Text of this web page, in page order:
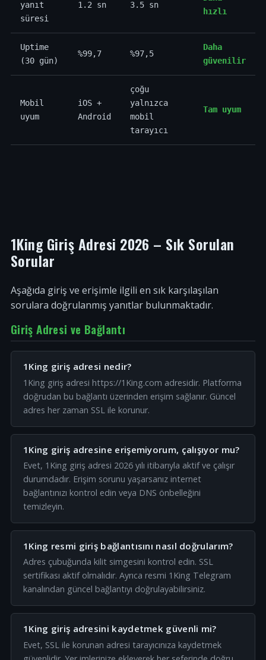
yanıt
süresi
1.2 sn 3.5 sn
hızlı
Uptime
(30 gün)
%99,7 %97,5
Daha
güvenilir
Mobil
uyum
iOS +
Android
çoğu
yalnızca
mobil
tarayıcı
Tam uyum
1King Giriş Adresi 2026 – Sık Sorulan
Sorular
Aşağıda giriş ve erişimle ilgili en sık karşılaşılan
sorulara doğrulanmış yanıtlar bulunmaktadır.
Giriş Adresi ve Bağlantı
1King giriş adresi nedir?
1King giriş adresi https://1King.com adresidir. Platforma
doğrudan bu bağlantı üzerinden erişim sağlanır. Güncel
adres her zaman SSL ile korunur.
1King giriş adresine erişemiyorum, çalışıyor mu?
Evet, 1King giriş adresi 2026 yılı itibarıyla aktif ve çalışır
durumdadır. Erişim sorunu yaşarsanız internet
bağlantınızı kontrol edin veya DNS önbelleğini
temizleyin.
1King resmi giriş bağlantısını nasıl doğrularım?
Adres çubuğunda kilit simgesini kontrol edin. SSL
sertifikası aktif olmalıdır. Ayrıca resmi 1King Telegram
kanalından güncel bağlantıyı doğrulayabilirsiniz.
1King giriş adresini kaydetmek güvenli mi?
Evet, SSL ile korunan adresi tarayıcınıza kaydetmek